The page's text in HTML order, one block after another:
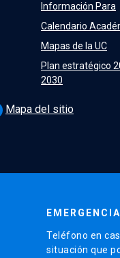
Información Para
Calendario
Mapas de la UC
Plan estratégico
2030
Mapa del sitio
Teléfono en
situación que